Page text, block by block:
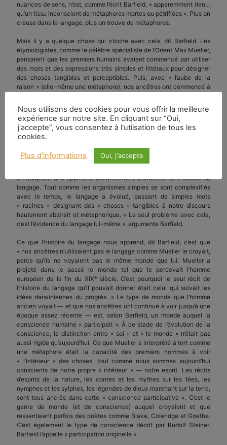
nuances de sens, n’est, comme l’écrit Barfield, « apparemment rien…
qu’un tissu inconscient de métaphores mortes ou pétrifiées ». Plus on
creuse dans le langage, plus on trouve de métaphores.
Mais il y a quelque chose qui cloche avec cela, dit Barfield. Les
étymologistes, comme le célèbre spécialiste de l’Orient Max Mueller,
pensaient que les premiers humains avaient commencé par utiliser
des mots et des expressions très simples et littéraux pour désigner
des choses tangibles et perceptibles. Puis, avec « l’aube de la
raison » (elle-même une métaphore), nos ancêtres ont commencé à
l’expérience intérieure et extérieure. Si nous poussons cette théorie
jusqu’à sa conclusion logique, affirme Barfield, « le résultat devrait
être qu’aujourd’hui, après des millénaires de construction de
métaphores, nous devrions tous débiter de la poésie dès que nous
parlons ». Et de même, nous devrions, étant tellement plus
sophistiqués, trouver la poésie des époques antérieures plutôt moins
poétique. Ni l’un ni l’autre, bien sûr, n’est vrai. Homère fait toujours
en adoptant une approche darwinienne incontestée de l’histoire du
langage. Tout comme les organismes simples se sont complexifiés
avec le temps, le langage a évolué, passant de simples mots
« racines » désignant des « choses » tangibles à notre discours
hautement abstrait et métaphorique. « Le seul problème avec cela,
c’est l’évidence du langage lui-même », argumente Barfield.
Ce que l’histoire du langage nous apprend, dit Barfield, c’est que
« nos ancêtres n’utilisaient pas le langage comme Mueller le croyait,
parce qu’ils ne voyaient pas le même monde que lui. Mueller a
projeté dans le passé le monde tel que le percevait l’homme
européen de la fin du XIXesiècle. C’est pourquoi le seul récit de
l’histoire du langage qu’il pouvait donner était celui qui suivait les
idées darwiniennes du progrès. » Le type de monde que l’homme
ancien voyait — et que nos ancêtres ont continué à voir jusqu’à une
époque assez récente — est, selon Barfield, un monde auquel la
conscience humaine « participait ». À ce stade de l’évolution de la
conscience, la distinction entre « soi » et « le monde » n’était pas
aussi rigide qu’aujourd’hui. Ce que Mueller a interprété à tort comme
une métaphore était la capacité des premiers hommes à voir
« l’intérieur » des choses, tout comme nous sommes aujourd’hui
conscients de notre propre « intérieur » — notre esprit. Les récits
d’esprits de la nature, les contes et les mythes sur les fées, les
nymphes et les sylphes, les légendes de dieux marchant sur la terre,
sont tous ancrés dans cette « conscience participative ». C’est le
genre de monde (et de conscience) auquel croyaient et que
ressentaient parfois des poètes comme Blake, Coleridge et Goethe.
C’est également le type de conscience décrit par Rudolf Steiner.
Barfield l’appelle « participation originelle ».
Nous utilisons des cookies pour vous offrir la meilleure
expérience sur notre site. En cliquant sur “Oui,
j'accepte”, vous consentez à l'utiisation de tous les
cookies.
Plus d'informations Oui, j'accepte